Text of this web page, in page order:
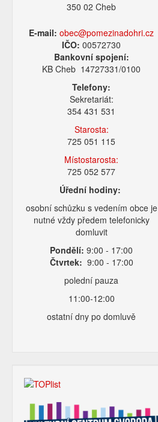
350 02 Cheb
E-mail: obec@pomezinadohri.cz
IČO:00572730
Bankovní spojení:
KB Cheb 14727331/0100
Telefony:
Sekretariát:
354 431 531
Starosta:
725 051 115
Místostarosta:
725 052 577
Úřední hodiny:
osobní schůzku s vedením obce je
nutné vždy předem telefonicky
domluvit
Pondělí: 9:00 - 17:00
Čtvrtek: 9:00 - 17:00
polední pauza
11:00-12:00
ostatní dny po domluvě